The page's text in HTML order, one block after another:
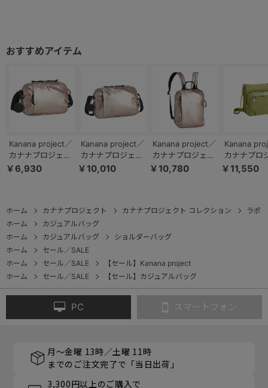
Kanana project／
カナナプロジェク
ト コレクション
￥6,930
Kanana project／
カナナプロジェク
ト コレクション
￥10,010
Kanana project／
カナナプロジェク
ト コレクション
￥10,780
Kanana
カナナプロ
ト カナナバ
￥11,550
ホーム カナナプロジェクト カナナプロジェクト コレクション
ラポ
ホーム
カジュアルバッグ
ホーム
カジュアルバッグ
ショルダーバッグ
ホーム
セール／SALE
ホーム
セール／SALE
【セール】Kanana project
ホーム
セール／SALE 【セール】カジュアルバッグ
PC スマートフォン
月～金曜 13時／土曜 11時
までのご注文完了で「当日出荷」
3,300円以上のご購入で